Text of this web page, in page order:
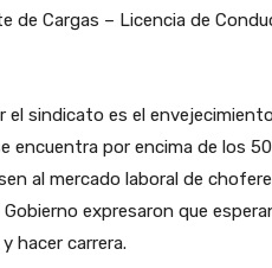
de Cargas – Licencia de
el sindicato es el
encuentra por encima de los 50
al mercado laboral de
expresaron que
hacer carrera.